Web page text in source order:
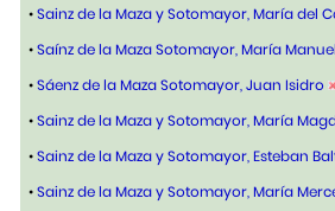
•Sainz de la Maza y Sotomayor, María del
•Saínz de la Maza Sotomayor, María
•Sáenz de la Maza Sotomayor, Juan Isidro
•Sainz de la Maza y Sotomayor, María
•Sainz de la Maza y Sotomayor, Esteban
•Sainz de la Maza y Sotomayor, María